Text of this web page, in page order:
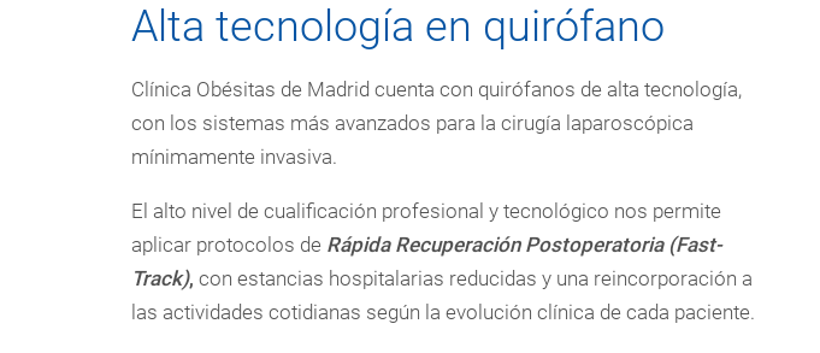
Alta tecnología en quirófano
Clínica Obésitas de Madrid cuenta con quirófanos de alta tecnología,
con los sistemas más avanzados para la cirugía laparoscópica
mínimamente invasiva.
El alto nivel de cualificación profesional y tecnológico nos permite
aplicar protocolos de Rápida Recuperación Postoperatoria (Fast-
Track), con estancias hospitalarias reducidas y una reincorporación a
las actividades cotidianas según la evolución clínica de cada paciente.